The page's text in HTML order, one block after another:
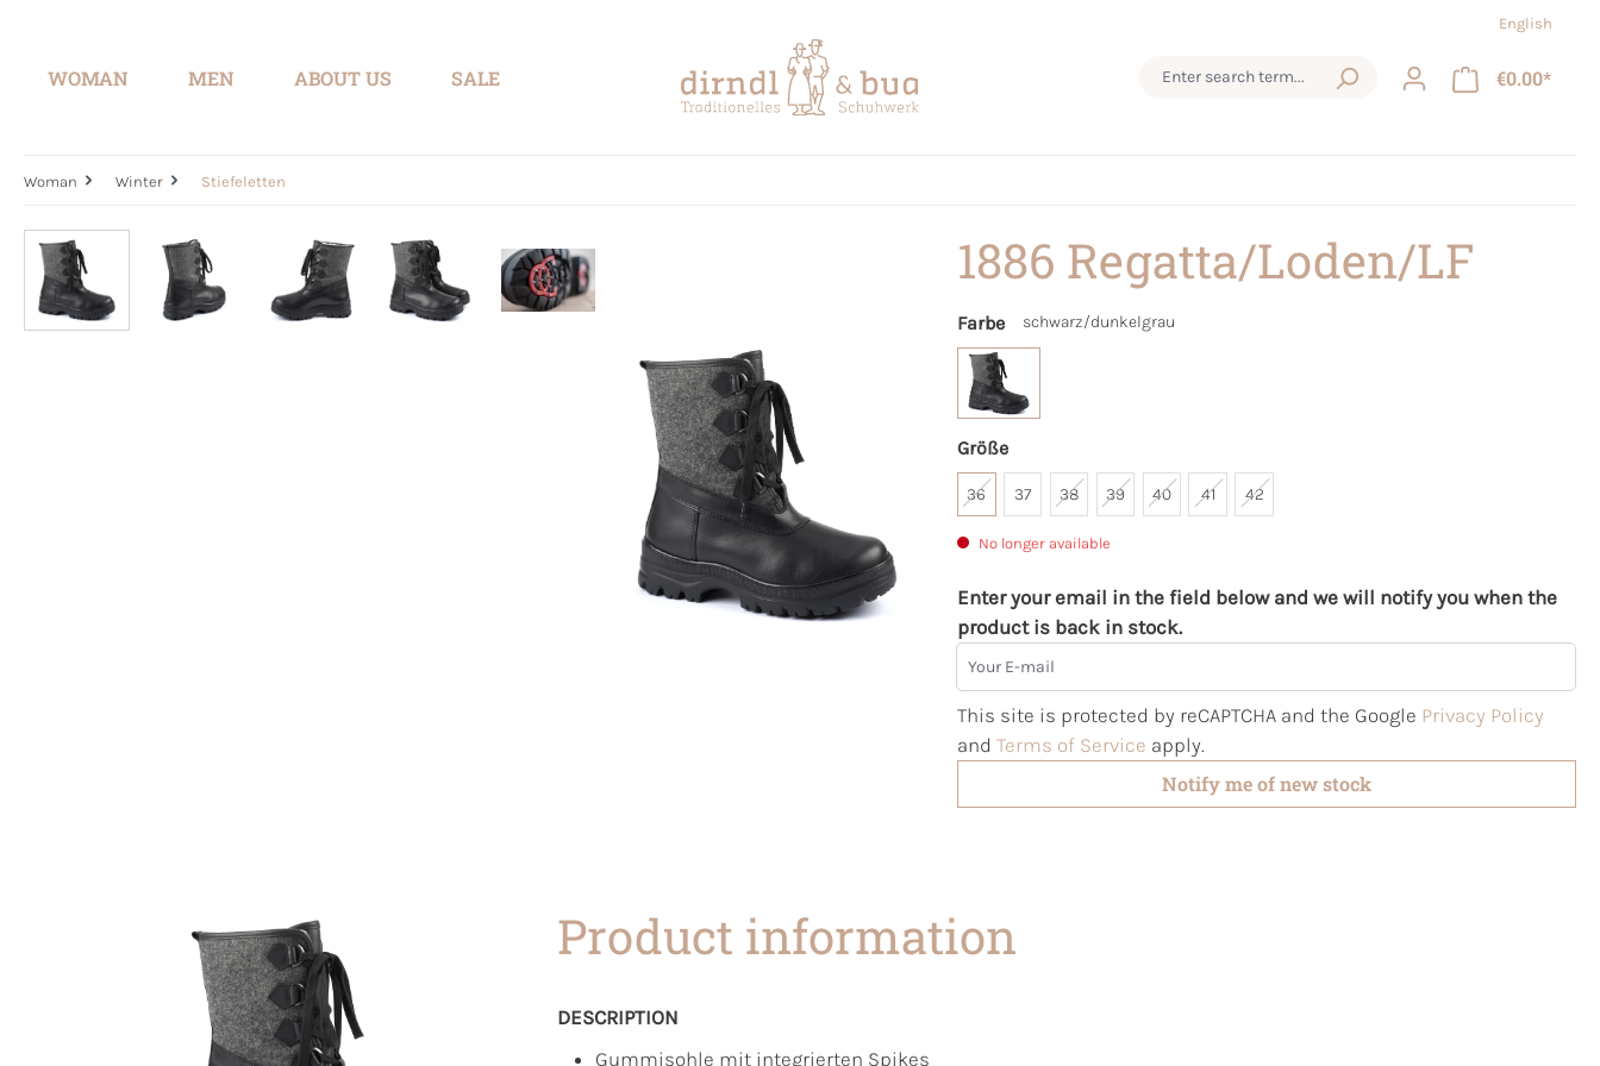
English
WOMAN MEN ABOUT US SALE €0.00*
Woman Winter Stiefeletten
Skip image gallery 1886 Regatta/Loden/LF
Farbe schwarz/dunkelgrau
Größe
36 37 38 39 40 41 42
No longer available
Enter your email in the field below and we will notify you when the
product is back in stock.
Your E-mail
This site is protected by reCAPTCHA and the Google Privacy Policy
and Terms of Service apply.
Notify me of new stock
Product information
DESCRIPTION
Gummisohle mit integrierten Spikes